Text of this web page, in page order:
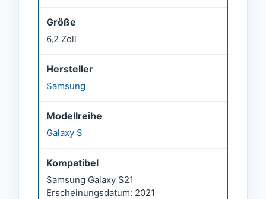
Größe
6,2 Zoll
Hersteller
Samsung
Modellreihe
Galaxy S
Kompatibel
Samsung Galaxy S21
Erscheinungsdatum: 2021